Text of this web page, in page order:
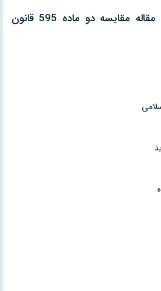
برخی از عناوین تحقیق مقاله مقايسه دو ماده 595 قانون